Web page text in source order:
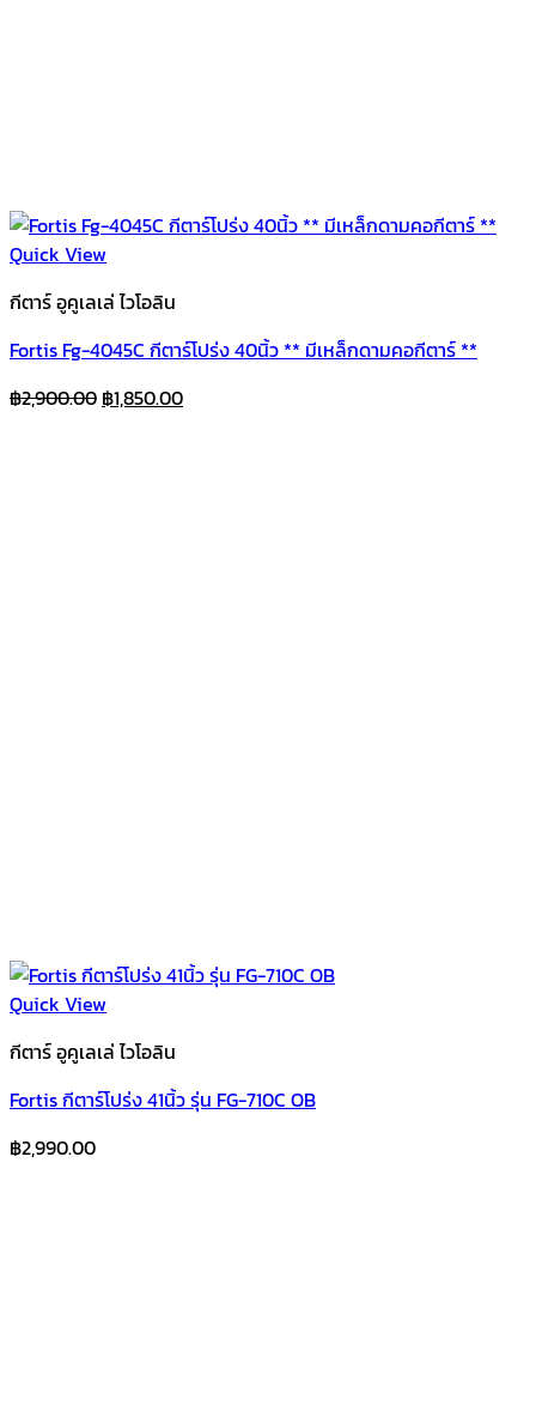
Quick View
กีตาร์ อูคูเลเล่ ไวโอลิน
Fortis Fg-4045C กีตาร์โปร่ง 40นิ้ว ** มีเหล็กดามคอกีตาร์ **
฿2,900.00 Original
฿1,850.00Current
Quick View
กีตาร์ อูคูเลเล่ ไวโอลิน
Fortis กีตาร์โปร่ง 41นิ้ว รุ่น FG-710C OB
฿2,990.00